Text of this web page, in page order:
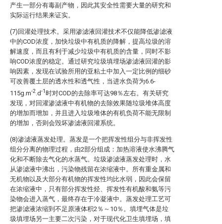
产生一部分有毒副产物，因此其安全性需要大量的研究和
实际运行结果来证实。
(7)回灌处理技术。采用渗滤液回灌技术不仅能降低渗滤液
中的COD浓度，加快垃圾中有机质的降解，提高垃圾的溶
解速度，而且有利于减少垃圾中有机质的含量，同时不影
响COD浓度的稳定。通过研究垃圾填埋场渗滤液回灌的影
响因素，发现在试验所用的亚粘土中加入一定比例的细砂
可改善覆土层的透水性和透气性，当进水负荷为6.6-
115g.m-2 .d-1 时对COD的去除率可达98％左右。有关研究
发现，对回灌渗滤液中有机物的去除效果随垃圾堆体高度
的增加而增加，并且进入垃圾堆体的有机负荷不能无限制
的增加，否则会毁坏渗滤液回灌系统。
(8)渗滤液蒸发处理。蒸发是一个把挥发性组分与非挥发性
组分分离的物理过程，由2部分组成：加热溶液使水沸腾气
化和不断除去气化的水蒸气。垃圾渗滤液蒸发处理时，水
从渗滤液中沸出，污染物残留在浓缩液中。所有重金属和
无机物以及大部分有机物的挥发性均比水弱，因此会保留
在浓缩液中，只有部分挥发性烃、挥发性有机酸和氨等污
染物会进入蒸气，最终存在于冷凝液中。蒸发处理工艺可
把渗滤液浓缩到不足原液体积2％～10％。填埋气体是垃
圾填埋场另一主要二次污染，对于现代化卫生填埋场，填